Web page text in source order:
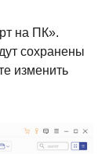
на ПК».
сохранены
изменить